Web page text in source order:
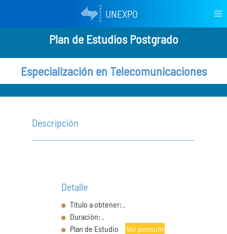
UNEXPO
Plan de Estudios Postgrado
Especialización en Telecomunicaciones
Descripción
Detalle
Título a obtener: .
Duración: .
Plan de Estudio
Ver pensum